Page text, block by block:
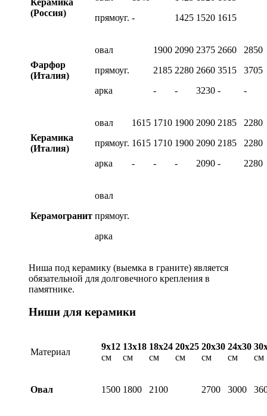
(Россия)
прямоуг. -
1425 1520 1615
Фарфор
(Италия)
овал
прямоуг.
арка
1900
2185
-
2090
2280
-
2375
2660
3230
2660
3515
-
2850
3705
-
Керамика
(Италия)
овал
прямоуг.
арка
1615
1615
-
1710
1710
-
1900
1900
-
2090
2090
2090
2185
2185
-
2280
2280
2280
Керамогранит
овал
прямоуг.
арка
Ниша под керамику (выемка в граните) является
обязательной для долговечного крепления в
памятнике.
Ниши для керамики
Материал
9х12
см
13х18
см
18х24
см
20х25
см
20х30
см
24х30
см
см
Овал 1500 1800 2100 2700 3000